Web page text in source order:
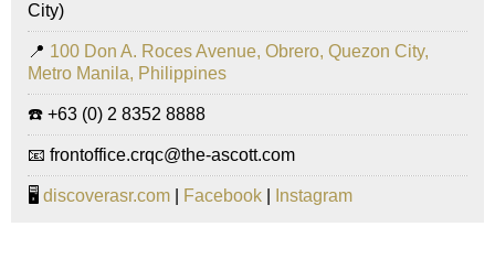
City)
📍 100 Don A. Roces Avenue, Obrero, Quezon City,
Metro Manila, Philippines
☎️ +63 (0) 2 8352 8888
📧 frontoffice.crqc@the-ascott.com
🖥️ discoverasr.com Facebook Instagram